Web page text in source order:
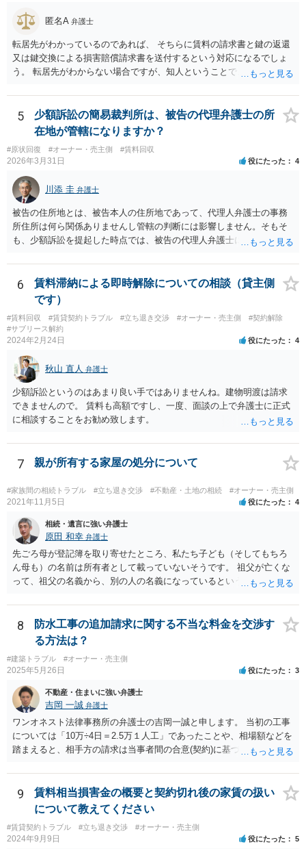
匿名A 弁護士
転居先がわかっているのであれば、 そちらに賃料の請求書と鍵の返還
又は鍵交換による損害賠償請求書を送付するという対応になるでしょ
う。 転居先がわからない場合ですが、知人ということで、連絡がつく
で、適切な対応が望めない場合は、債権回収を弁護士に依頼すること
をご検討ください。
5
少額訴訟の簡易裁判所は、被告の代理弁護士の所
在地が管轄になりますか？
#原状回復 #オーナー・売主側 #賃料回収
2026年3月31日 役にたった 4
川添 圭 弁護士
被告の住所地とは、被告本人の住所地であって、代理人弁護士の事務
所住所は何ら関係ありませんし管轄の判断には影響しません。そもそ
も、少額訴訟を提起した時点では、被告の代理人弁護士には民事訴訟
6
賃料滞納による即時解除についての相談（貸主側
です）
#賃料回収 #賃貸契約トラブル #立ち退き交渉 #オーナー・売主側
#契約解除
#サブリース解約
2024年2月24日 役にたった 4
秋山 直人 弁護士
少額訴訟というのはあまり良い手ではありませんね。建物明渡は請求
できませんので。 賃料も高額ですし、一度、面談の上で弁護士に正式
に相談することをお勧め致します。
7 親が所有する家屋の処分について
#家族間の相続トラブル #立ち退き交渉 #不動産・土地の相続 #オーナー・売主側
2021年11月5日 役にたった 4
相続・遺言に強い弁護士
原田 和幸 弁護士
先ごろ母が登記簿を取り寄せたところ、私たち子ども（そしてもちろ
ん母も）の名前は所有者として載っていないそうです。 祖父が亡くな
って、祖父の名義から、別の人の名義になっているということでしょ
された可能性がありますので、相談者や相談者のきょうだいが相続し
ていないかもしれませんね。 祖父名義のままであれば、遺言がないか
もしれませんので、相談者が相続人になっている可能性があります。
あと、祖父がいつ亡くなったか分かりませんが、祖父の遺言で、相談
者が何も遺産を受け取っていないとなると、遺留分侵害額請求は考え
られると思います。
8
防水工事の追加請求に関する不当な料金を交渉す
る方法は？
#建築トラブル #オーナー・売主側
2025年5月26日 役にたった 3
不動産・住まいに強い弁護士
吉岡 一誠 弁護士
ワンオネスト法律事務所の弁護士の吉岡一誠と申します。 当初の工事
については「10万÷4日＝2.5万１人工」であったことや、相場額などを
踏まえると、相手方の請求は当事者間の合意(契約)に基づかない不当な
か支払う意向がない旨を伝えて、減額の交渉をすべきでしょう。 相手
方の立場としても、裁判を起こす時間や労力、経済的コストその他裁
判が終わるまでキャッシュが入ってこないことなどがネックになり得
るでしょうから、減額に応じてくる可能性は大いにあるかと思いま
す。
9
賃料相当損害金の概要と契約切れ後の家賃の扱い
について教えてください
#賃貸契約トラブル #立ち退き交渉 #オーナー・売主側
2024年9月9日 役にたった 5